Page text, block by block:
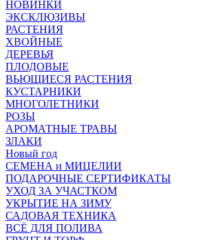
НОВИНКИ
ЭКСКЛЮЗИВЫ
РАСТЕНИЯ
ХВОЙНЫЕ
ДЕРЕВЬЯ
ПЛОДОВЫЕ
ВЬЮЩИЕСЯ РАСТЕНИЯ
КУСТАРНИКИ
МНОГОЛЕТНИКИ
РОЗЫ
АРОМАТНЫЕ ТРАВЫ
ЗЛАКИ
Новый год
СЕМЕНА и МИЦЕЛИИ
ПОДАРОЧНЫЕ СЕРТИФИКАТЫ
УХОД ЗА УЧАСТКОМ
УКРЫТИЕ НА ЗИМУ
САДОВАЯ ТЕХНИКА
ВСЁ ДЛЯ ПОЛИВА